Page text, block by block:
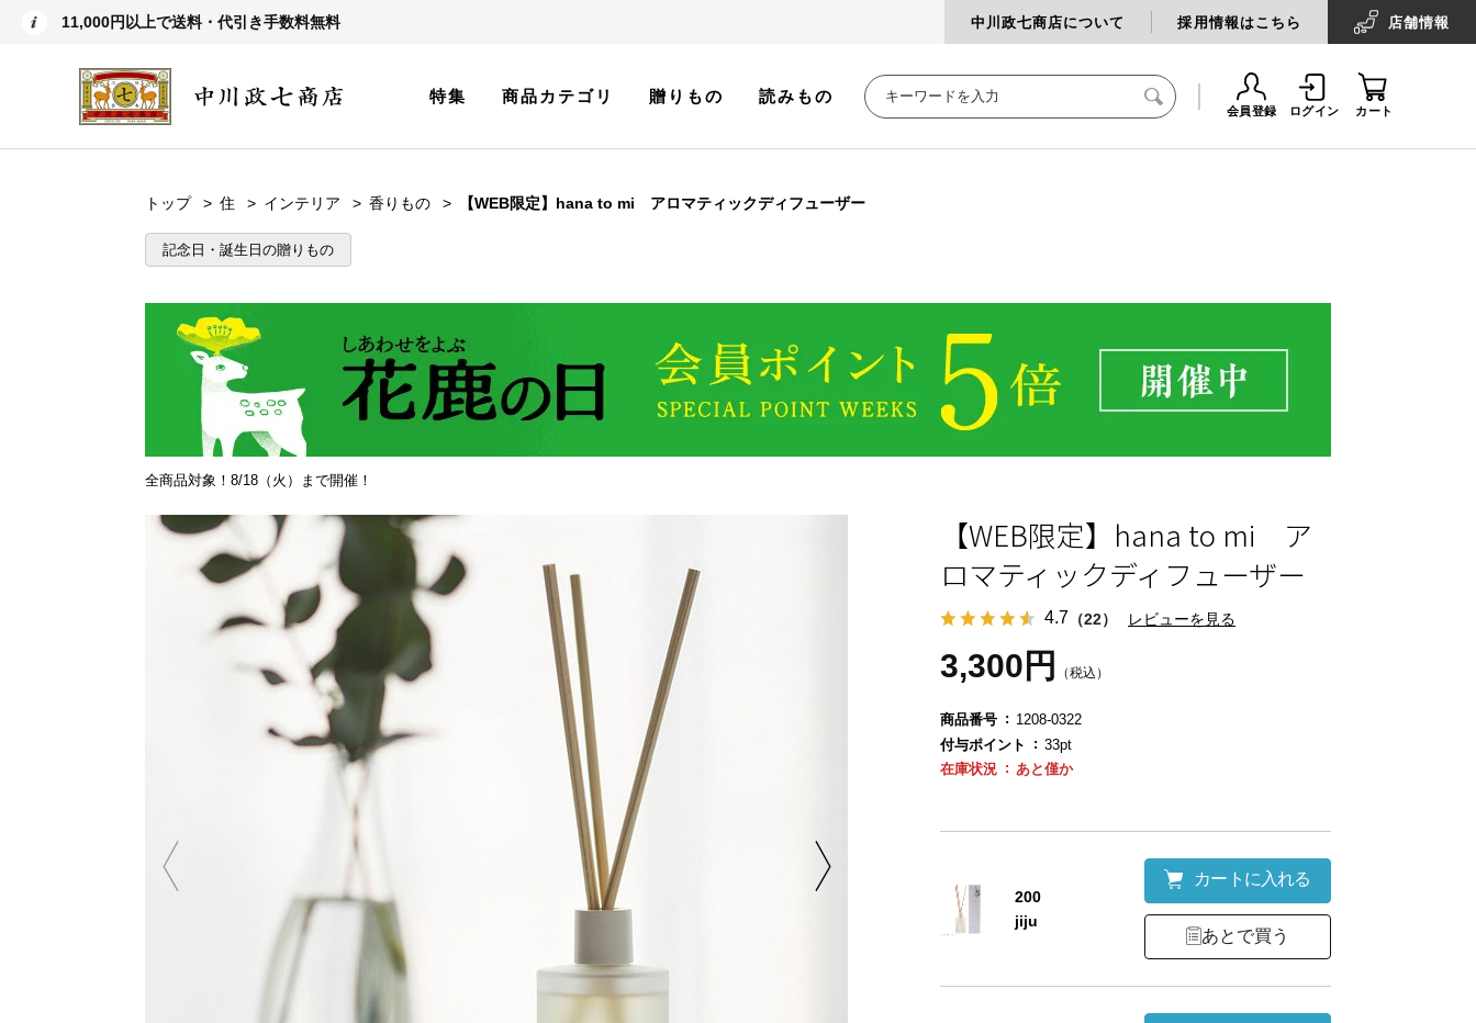
11,000円以上で送料・代引き手数料無料 中川政七商店について 採用情報はこちら 店舗情報
特集 商品カテゴリ 贈りもの 読みもの
会員登録 ログイン カート
トップ 住 インテリア 香りもの 【WEB限定】hana to mi アロマティックディフューザー
記念日・誕生日の贈りもの
全商品対象！8/18（火）まで開催！
【WEB限定】hana to mi ア
ロマティックディフューザー
4.7 （22） レビューを見る
3,300円 （税込）
商品番号
1208-0322
付与ポイント
33pt
在庫状況
あと僅か
200
jiju
カートに入れる
あとで買う